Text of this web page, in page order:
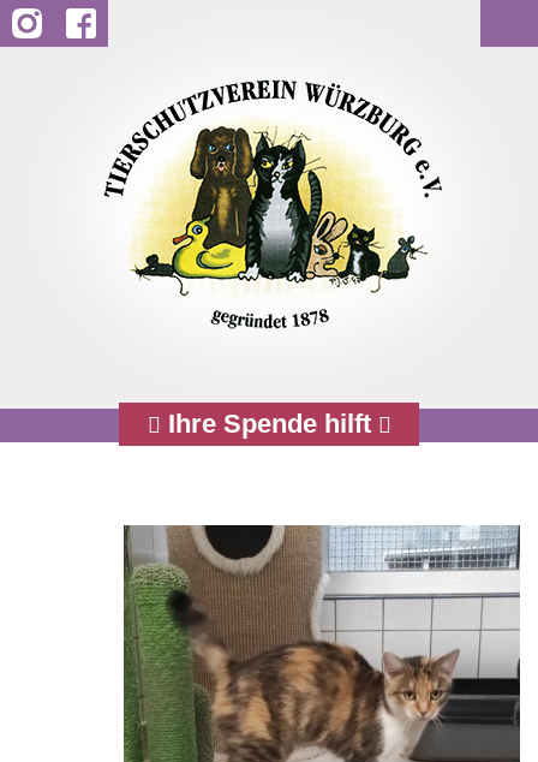
Über uns
Vorstand
Ihr Weg zu uns
Tiervermittlung
Die Vermittlung
Ihre Spende hilft